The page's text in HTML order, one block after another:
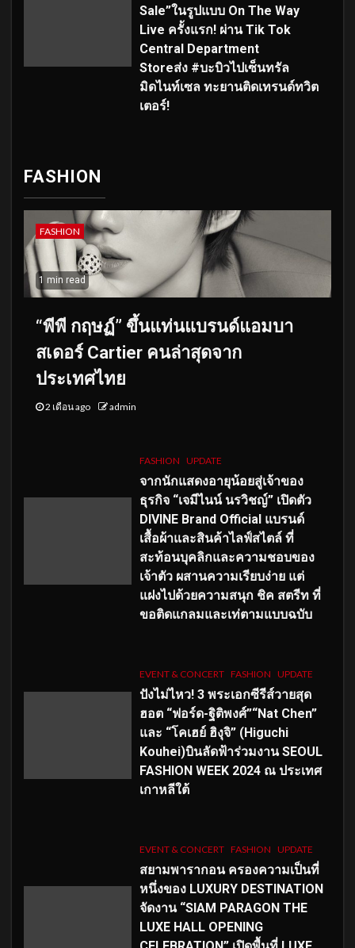
Sale”ในรูปแบบ On The Way
Live ครั้งแรก! ผ่าน Tik Tok
Central Department
Storeส่ง #บะบิวไปเซ็นทรัล
มิดไนท์เซล ทะยานติดเทรนด์ทวิต
เตอร์!
FASHION
FASHION
1 min read
“พีพี กฤษฏ์” ขึ้นแท่นแบรนด์แอมบา
สเดอร์ Cartier คนล่าสุดจาก
ประเทศไทย
2 เดือน ago admin
FASHION UPDATE
จากนักแสดงอายุน้อยสู่เจ้าของ
ธุรกิจ “เจมีไนน์ นรวิชญ์” เปิดตัว
DIVINE Brand Official แบรนด์
เสื้อผ้าและสินค้าไลฟ์สไตล์ ที่
สะท้อนบุคลิกและความชอบของ
เจ้าตัว ผสานความเรียบง่าย แต่
แฝงไปด้วยความสนุก ชิค สตรีท ที่
ขอติดแกลมและเท่ตามแบบฉบับ
EVENT & CONCERT FASHION UPDATE
ปังไม่ไหว! 3 พระเอกซีรีส์วายสุด
ฮอต “ฟอร์ด-ฐิติพงศ์”“Nat Chen”
และ “โคเฮย์ ฮิงุจิ” (Higuchi
Kouhei)บินลัดฟ้าร่วมงาน SEOUL
FASHION WEEK 2024 ณ ประเทศ
เกาหลีใต้
EVENT & CONCERT FASHION UPDATE
สยามพารากอน ครองความเป็นที่
หนึ่งของ LUXURY DESTINATION
จัดงาน “SIAM PARAGON THE
LUXE HALL OPENING